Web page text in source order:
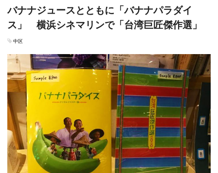
バナナジュースとともに「バナナパラダイ
ス」 横浜シネマリンで「台湾巨匠傑作選」
中区